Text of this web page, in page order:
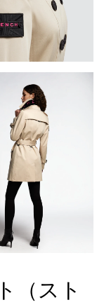
（スト